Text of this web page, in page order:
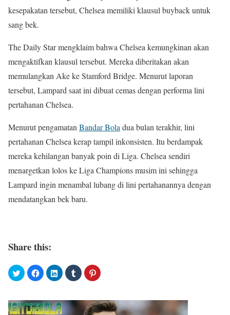
kesepakatan tersebut, Chelsea memiliki klausul buyback untuk
sang bek.
The Daily Star mengklaim bahwa Chelsea kemungkinan akan
mengaktifkan klausul tersebut. Mereka diberitakan akan
memulangkan Ake ke Stamford Bridge. Menurut laporan
tersebut, Lampard saat ini dibuat cemas dengan performa lini
pertahanan Chelsea.
Menurut pengamatanBandar Boladua bulan terakhir, lini
pertahanan Chelsea kerap tampil inkonsisten. Itu berdampak
mereka kehilangan banyak poin di Liga. Chelsea sendiri
menargetkan lolos ke Liga Champions musim ini sehingga
Lampard ingin menambal lubang di lini pertahanannya dengan
mendatangkan bek baru.
Share this: